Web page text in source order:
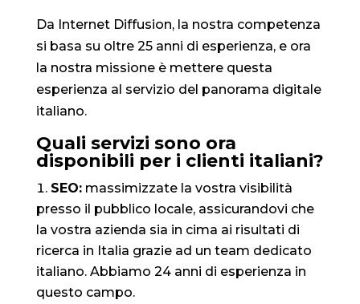
Da Internet Diffusion, la nostra competenza
si basa su oltre 25 anni di esperienza, e ora
la nostra missione è mettere questa
esperienza al servizio del panorama digitale
italiano.
Quali servizi sono ora
disponibili per i clienti italiani?
SEO:massimizzate la vostra visibilità
presso il pubblico locale, assicurandovi che
la vostra azienda sia in cima ai risultati di
ricerca in Italia grazie ad un team dedicato
italiano. Abbiamo 24 anni di esperienza in
questo campo.